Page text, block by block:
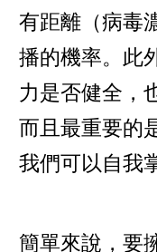
有距離（病毒
播的機率。此
力是否健全，
而且最重要的
我們可以自我
簡單來說，要